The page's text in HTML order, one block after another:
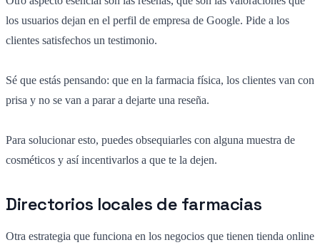
los usuarios dejan en el perfil de empresa de Google. Pide a los
clientes satisfechos un testimonio.
Sé que estás pensando: que en la farmacia física, los clientes van con
prisa y no se van a parar a dejarte una reseña.
Para solucionar esto, puedes obsequiarles con alguna muestra de
cosméticos y así incentivarlos a que te la dejen.
Directorios locales de farmacias
Otra estrategia que funciona en los negocios que tienen tienda online